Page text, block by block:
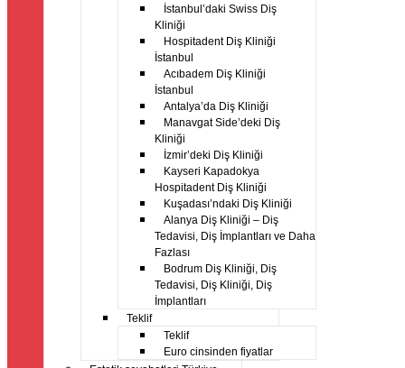
İstanbul’daki Swiss Diş
Kliniği
Hospitadent Diş Kliniği
İstanbul
Acıbadem Diş Kliniği
İstanbul
Antalya’da Diş Kliniği
Manavgat Side’deki Diş
Kliniği
İzmir’deki Diş Kliniği
Kayseri Kapadokya
Hospitadent Diş Kliniği
Kuşadası’ndaki Diş Kliniği
Alanya Diş Kliniği – Diş
Tedavisi, Diş İmplantları ve Daha
Fazlası
Bodrum Diş Kliniği, Diş
Tedavisi, Diş Kliniği, Diş
İmplantları
Teklif
Teklif
Euro cinsinden fiyatlar